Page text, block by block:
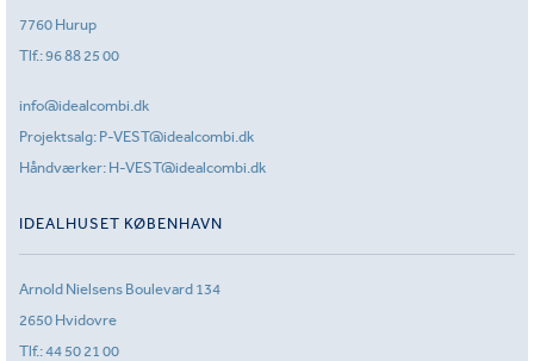
7760 Hurup
Tlf.:96 88 25 00
info@idealcombi.dk
Projektsalg: P-VEST@idealcombi.dk
Håndværker: H-VEST@idealcombi.dk
IDEALHUSET KØBENHAVN
Arnold Nielsens Boulevard 134
2650 Hvidovre
Tlf.:44 50 21 00